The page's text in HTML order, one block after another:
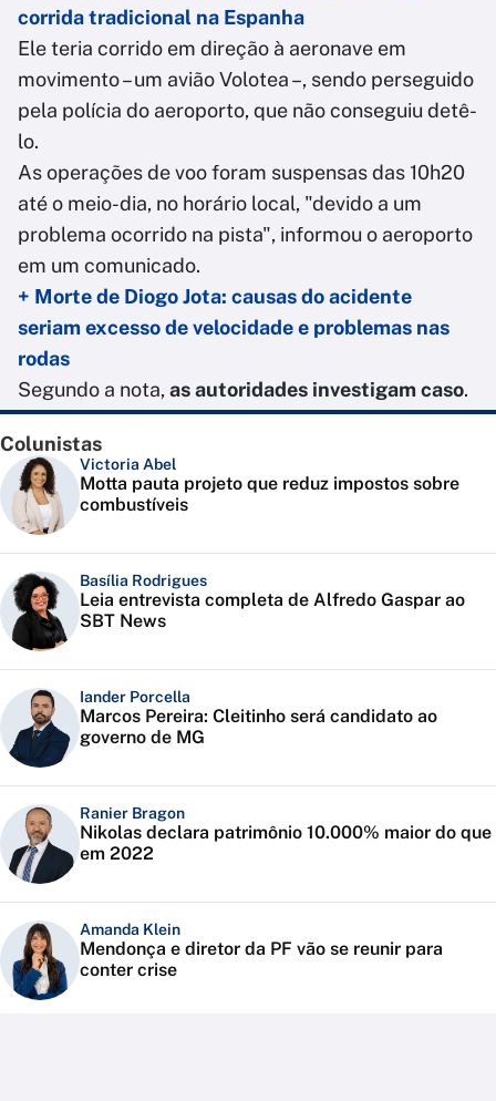
corrida tradicional na Espanha
Ele teria corrido em direção à aeronave em
movimento – um avião Volotea –, sendo perseguido
pela polícia do aeroporto, que não conseguiu detê-
lo.
As operações de voo foram suspensas das 10h20
até o meio-dia, no horário local, "devido a um
problema ocorrido na pista", informou o aeroporto
em um comunicado.
+ Morte de Diogo Jota: causas do acidente
seriam excesso de velocidade e problemas nas
rodas
Segundo a nota, as autoridades investigam caso.
Colunistas
Victoria Abel
Motta pauta projeto que reduz impostos sobre
combustíveis
Basília Rodrigues
Leia entrevista completa de Alfredo Gaspar ao
SBT News
Iander Porcella
Marcos Pereira: Cleitinho será candidato ao
governo de MG
Ranier Bragon
Nikolas declara patrimônio 10.000% maior do que
em 2022
Amanda Klein
Mendonça e diretor da PF vão se reunir para
conter crise